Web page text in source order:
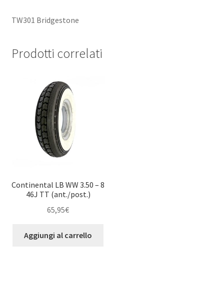
TW301 Bridgestone
Prodotti correlati
Continental LB WW 3.50 – 8
46J TT (ant./post.)
65,95€
Aggiungi al carrello